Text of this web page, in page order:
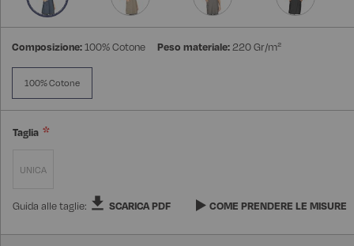
Composizione:100% Cotone Peso materiale:220 Gr/m²
100% Cotone
Taglia
UNICA
Guida alle taglie: SCARICA PDF COME PRENDERE LE MISURE